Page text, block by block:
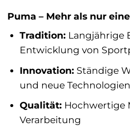
Puma – Mehr als nur
Tradition:Langjährige
Entwicklung von
Innovation:Ständige
und neue Technologien
Qualität:Hochwertige
Verarbeitung